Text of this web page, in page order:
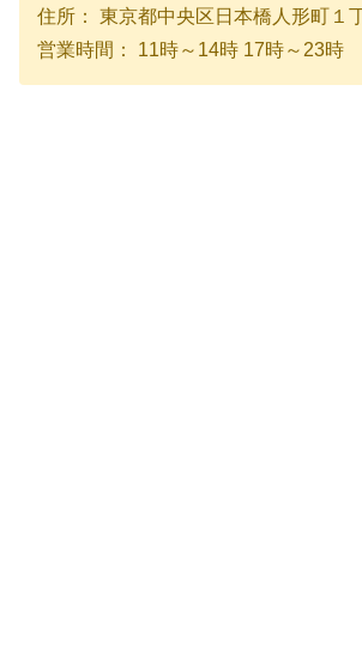
住所： 東京都中央区日本橋人形町１
営業時間： 11時～14時 17時～23時